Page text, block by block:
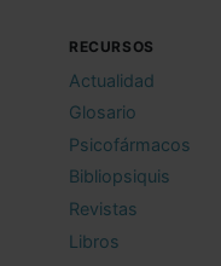
RECURSOS
Actualidad
Glosario
Psicofármacos
Bibliopsiquis
Revistas
Libros